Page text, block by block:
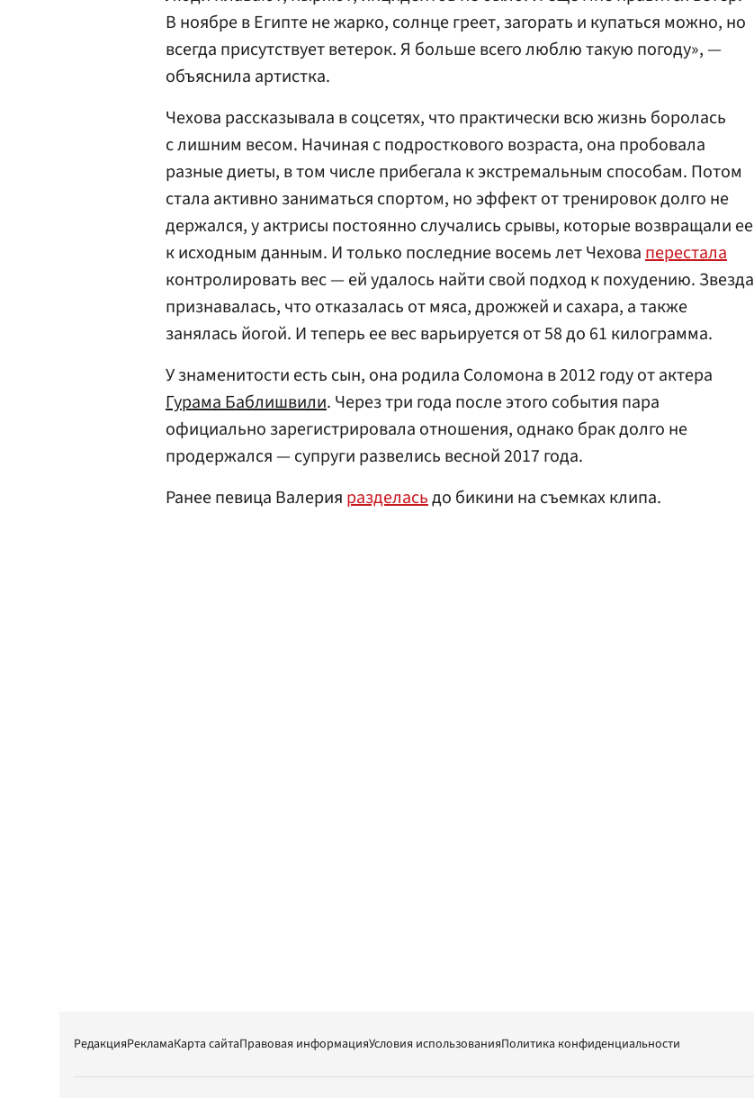
В ноябре в Египте не жарко, солнце греет, загорать и купаться можно, но
всегда присутствует ветерок. Я больше всего люблю такую погоду», —
объяснила артистка.
Чехова рассказывала в соцсетях, что практически всю жизнь боролась
с лишним весом. Начиная с подросткового возраста, она пробовала
разные диеты, в том числе прибегала к экстремальным способам. Потом
стала активно заниматься спортом, но эффект от тренировок долго не
держался, у актрисы постоянно случались срывы, которые возвращали ее
к исходным данным. И только последние восемь лет Чеховаперестала
контролировать вес — ей удалось найти свой подход к похудению. Звезда
признавалась, что отказалась от мяса, дрожжей и сахара, а также
занялась йогой. И теперь ее вес варьируется от 58 до 61 килограмма.
У знаменитости есть сын, она родила Соломона в 2012 году от актера
Гурама Баблишвили. Через три года после этого события пара
официально зарегистрировала отношения, однако брак долго не
продержался — супруги развелись весной 2017 года.
Ранее певица Валерия разделасьдо бикини на съемках клипа.
РедакцияРекламаКарта сайтаПравовая информацияУсловия использованияПолитика конфиденциальности